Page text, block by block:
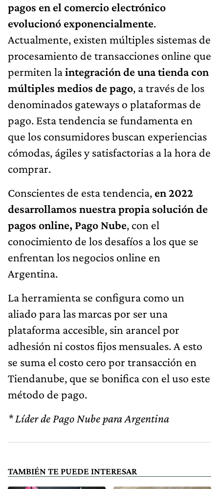
pagos en el comercio electrónico
evolucionó exponencialmente.
Actualmente, existen múltiples sistemas de
procesamiento de transacciones online que
permiten laintegración de una tienda con
múltiples medios de pago, a través de los
denominados gateways o plataformas de
pago. Esta tendencia se fundamenta en
que los consumidores buscan experiencias
cómodas, ágiles y satisfactorias a la hora de
comprar.
Conscientes de esta tendencia, en 2022
desarrollamos nuestra propia solución de
pagos online, Pago Nube, con el
conocimiento de los desafíos a los que se
enfrentan los negocios online en
Argentina.
La herramienta se configura como un
aliado para las marcas por ser una
plataforma accesible, sin arancel por
adhesión ni costos fijos mensuales. A esto
se suma el costo cero por transacción en
Tiendanube, que se bonifica con el uso este
método de pago.
* Líder de Pago Nube para Argentina
TAMBIÉN TE PUEDE INTERESAR